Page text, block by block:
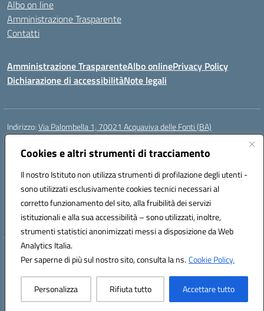
Cookies e altri strumenti di tracciamento
Il nostro Istituto non utilizza strumenti di profilazione degli utenti -
sono utilizzati esclusivamente cookies tecnici necessari al
corretto funzionamento del sito, alla fruibilità dei servizi
istituzionali e alla sua accessibilità – sono utilizzati, inoltre,
strumenti statistici anonimizzati messi a disposizione da Web
Analytics Italia.
Per saperne di più sul nostro sito, consulta la ns.Cookie Policy.
Personalizza Rifiuta tutto Accettare tutto
Albo on line
Amministrazione Trasparente
Contatti
Amministrazione TrasparenteAlbo onlinePrivacy Policy
Dichiarazione di accessibilitàNote legali
Indirizzo:Via Palombella 1, 70021 Acquaviva delle Fonti (BA)
Centralino:
Posta elettronica certificata (PEC):baic89400e@pec.istruzione.it
Codice fiscale: 91121590722
Codice meccanografico:baic89400e
Codice Indice delle Pubbliche Amministrazioni (IPA): icddagio
Codice unico di fatturazione (CUF): UFGHCG
Hosting & Powered by 3D Solution S.r.l.
Concept & Design by Designers Italia